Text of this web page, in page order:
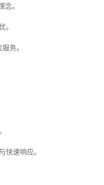
念。
。
务。
快速响应。